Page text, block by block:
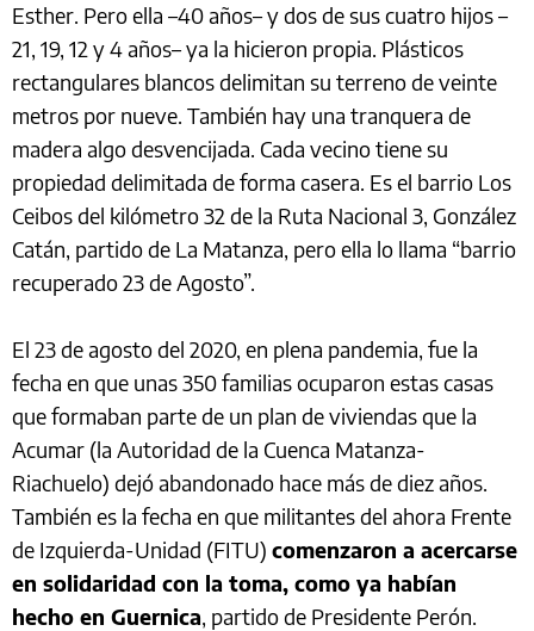
Esther. Pero ella –40 años– y dos de sus cuatro hijos –
21, 19, 12 y 4 años– ya la hicieron propia. Plásticos
rectangulares blancos delimitan su terreno de veinte
metros por nueve. También hay una tranquera de
madera algo desvencijada. Cada vecino tiene su
propiedad delimitada de forma casera. Es el barrio Los
Ceibos del kilómetro 32 de la Ruta Nacional 3, González
Catán, partido de La Matanza, pero ella lo llama “barrio
recuperado 23 de Agosto”.
El 23 de agosto del 2020, en plena pandemia, fue la
fecha en que unas 350 familias ocuparon estas casas
que formaban parte de un plan de viviendas que la
Acumar (la Autoridad de la Cuenca Matanza-
Riachuelo) dejó abandonado hace más de diez años.
También es la fecha en que militantes del ahora Frente
de Izquierda-Unidad (FITU) comenzaron a acercarse
en solidaridad con la toma, como ya habían
hecho en Guernica, partido de Presidente Perón.